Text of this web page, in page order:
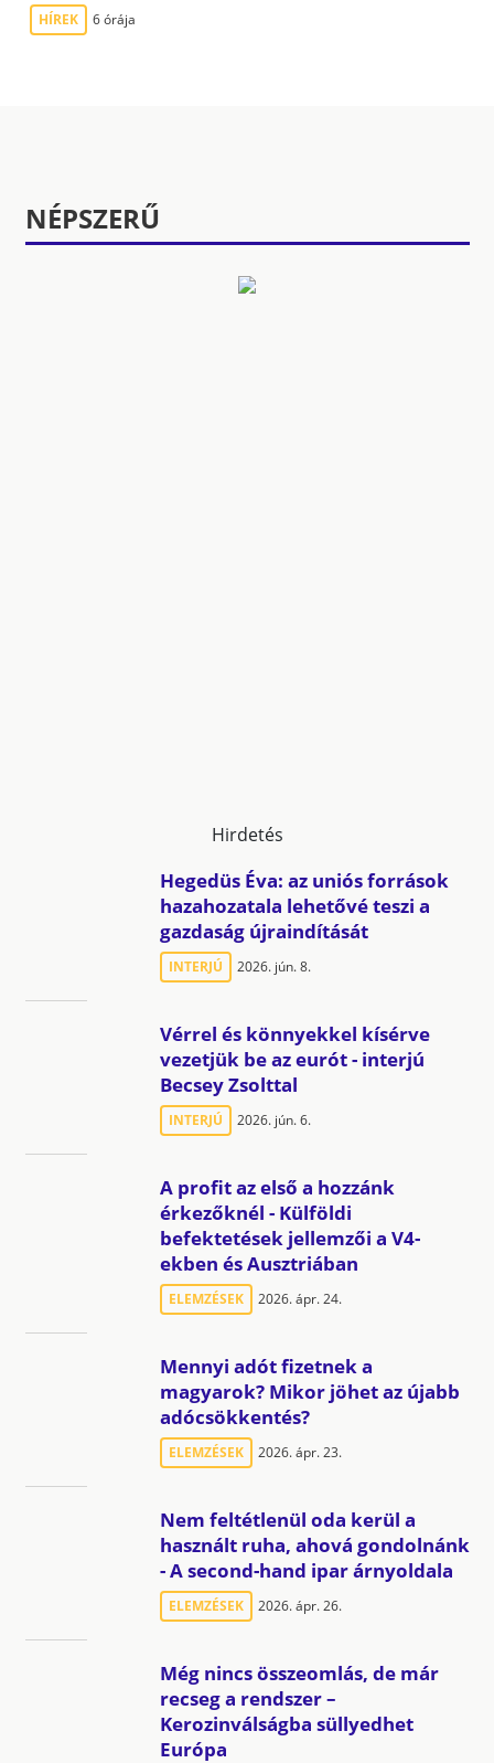
HÍREK 6 órája
NÉPSZERŰ
Hirdetés
Hegedüs Éva: az uniós források
hazahozatala lehetővé teszi a
gazdaság újraindítását
INTERJÚ 2026. jún. 8.
Vérrel és könnyekkel kísérve
vezetjük be az eurót - interjú
Becsey Zsolttal
INTERJÚ 2026. jún. 6.
A profit az első a hozzánk
érkezőknél - Külföldi
befektetések jellemzői a V4-
ekben és Ausztriában
ELEMZÉSEK 2026. ápr. 24.
Mennyi adót fizetnek a
magyarok? Mikor jöhet az újabb
adócsökkentés?
ELEMZÉSEK 2026. ápr. 23.
Nem feltétlenül oda kerül a
használt ruha, ahová gondolnánk
- A second-hand ipar árnyoldala
ELEMZÉSEK 2026. ápr. 26.
Még nincs összeomlás, de már
recseg a rendszer –
Kerozinválságba süllyedhet
Európa